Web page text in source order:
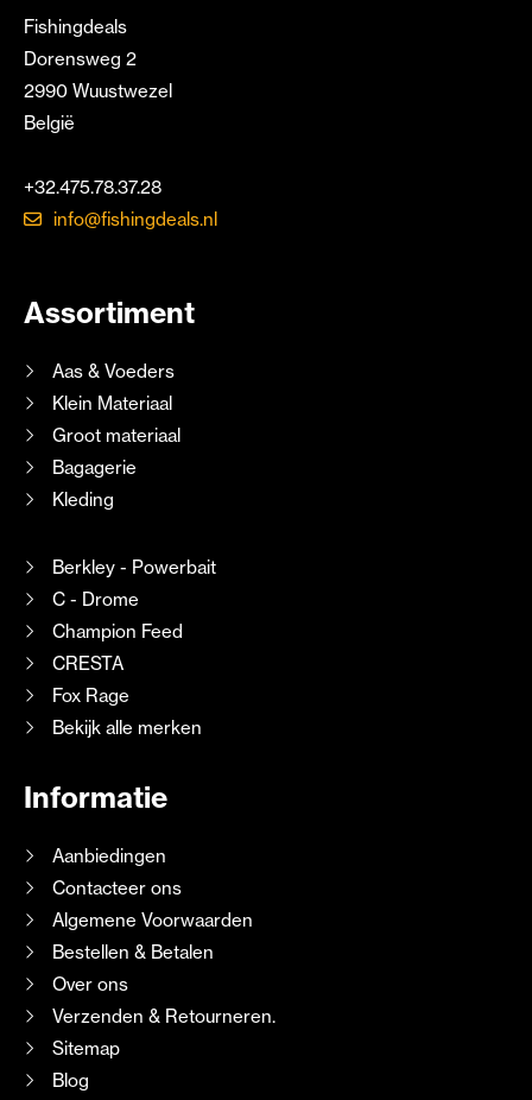
Fishingdeals
Dorensweg 2
2990 Wuustwezel
België
+32.475.78.37.28
info@fishingdeals.nl
Assortiment
Aas & Voeders
Klein Materiaal
Groot materiaal
Bagagerie
Kleding
Berkley - Powerbait
C - Drome
Champion Feed
CRESTA
Fox Rage
Bekijk alle merken
Informatie
Aanbiedingen
Contacteer ons
Algemene Voorwaarden
Bestellen & Betalen
Over ons
Verzenden & Retourneren.
Sitemap
Blog